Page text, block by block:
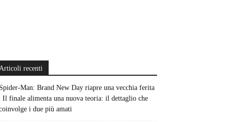
recenti
Spider-Man: Brand New Day riapre una vecchia ferita
| Il finale alimenta una nuova teoria: il dettaglio che
i due più amati